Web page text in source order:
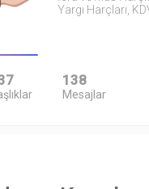
Yargı Harçları,
138
Mesajlar